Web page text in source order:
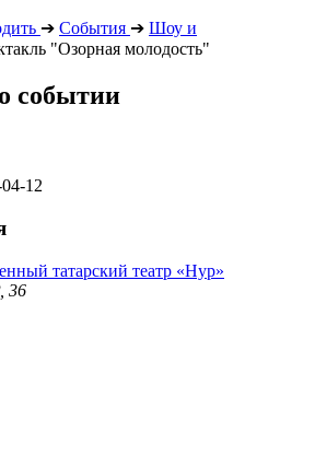
➔ События ➔ Шоу и
"Озорная молодость"
событии
12
татарский театр «Нур»
36